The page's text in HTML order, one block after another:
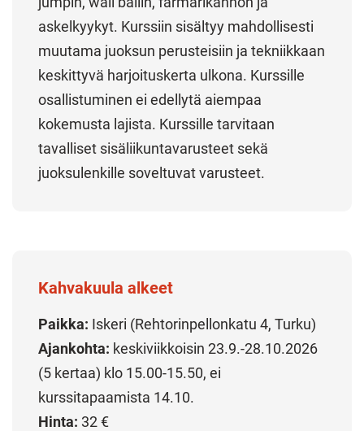
askelkyykyt. Kurssiin sisältyy mahdollisesti
muutama juoksun perusteisiin ja tekniikkaan
keskittyvä harjoituskerta ulkona. Kurssille
osallistuminen ei edellytä aiempaa
kokemusta lajista. Kurssille tarvitaan
tavalliset sisäliikuntavarusteet sekä
juoksulenkille soveltuvat varusteet.
Kahvakuula alkeet
Paikka: Iskeri (Rehtorinpellonkatu 4, Turku)
Ajankohta: keskiviikkoisin 23.9.-28.10.2026
(5 kertaa) klo 15.00-15.50, ei
kurssitapaamista 14.10.
Hinta: 32 €